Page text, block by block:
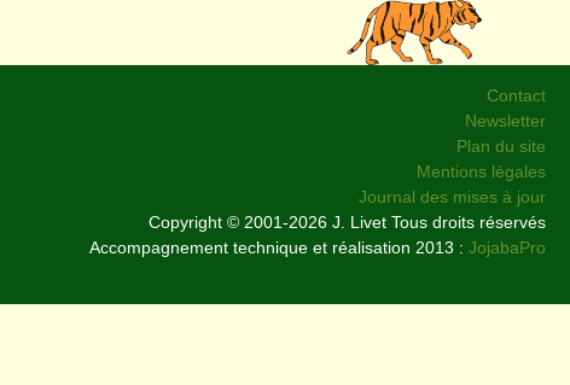
Contact
Newsletter
Plan du site
Mentions légales
Journal des mises à jour
Copyright © 2001-2026 J. Livet Tous droits réservés
Accompagnement technique et réalisation 2013 : JojabaPro